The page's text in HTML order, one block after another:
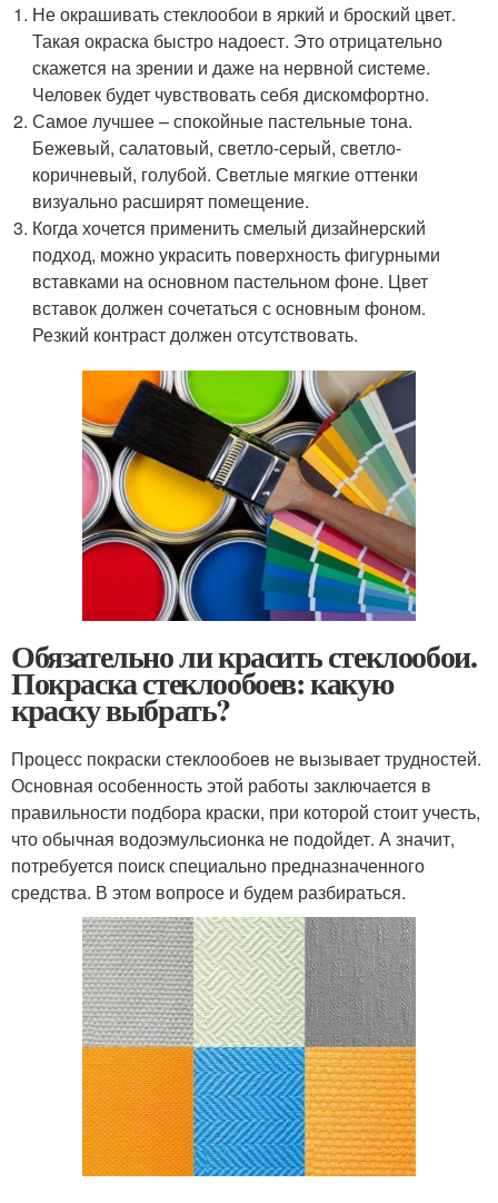
Не окрашивать стеклообои в яркий и броский цвет.
Такая окраска быстро надоест. Это отрицательно
скажется на зрении и даже на нервной системе.
Человек будет чувствовать себя дискомфортно.
Самое лучшее – спокойные пастельные тона.
Бежевый, салатовый, светло-серый, светло-
коричневый, голубой. Светлые мягкие оттенки
визуально расширят помещение.
Когда хочется применить смелый дизайнерский
подход, можно украсить поверхность фигурными
вставками на основном пастельном фоне. Цвет
вставок должен сочетаться с основным фоном.
Резкий контраст должен отсутствовать.
Обязательно ли красить стеклообои.
Покраска стеклообоев: какую
краску выбрать?
Процесс покраски стеклообоев не вызывает трудностей.
Основная особенность этой работы заключается в
правильности подбора краски, при которой стоит учесть,
что обычная водоэмульсионка не подойдет. А значит,
потребуется поиск специально предназначенного
средства. В этом вопросе и будем разбираться.